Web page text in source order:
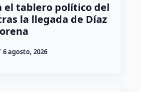
el tablero político del
la llegada de Díaz
6 agosto, 2026